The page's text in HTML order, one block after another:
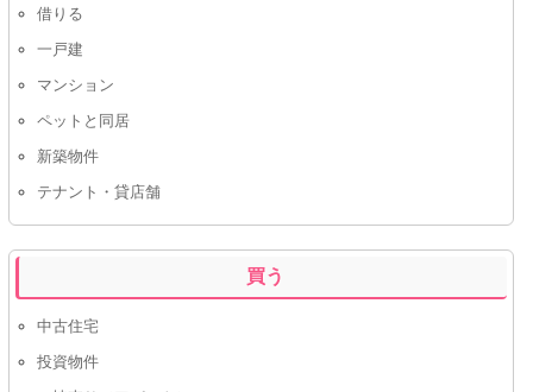
借りる
一戸建
マンション
ペットと同居
新築物件
テナント・貸店舗
買う
中古住宅
投資物件